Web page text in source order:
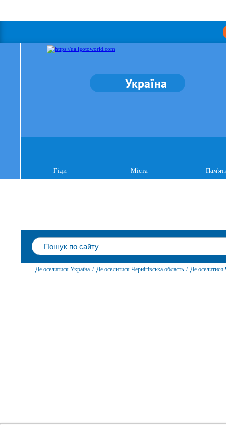
Україна
Гіди Міста
Де оселитися Україна / Де оселитися Чернігівська область / Де оселитися
соцмережах